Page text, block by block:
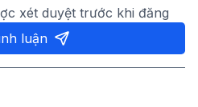
xét duyệt trước khi đăng
luận